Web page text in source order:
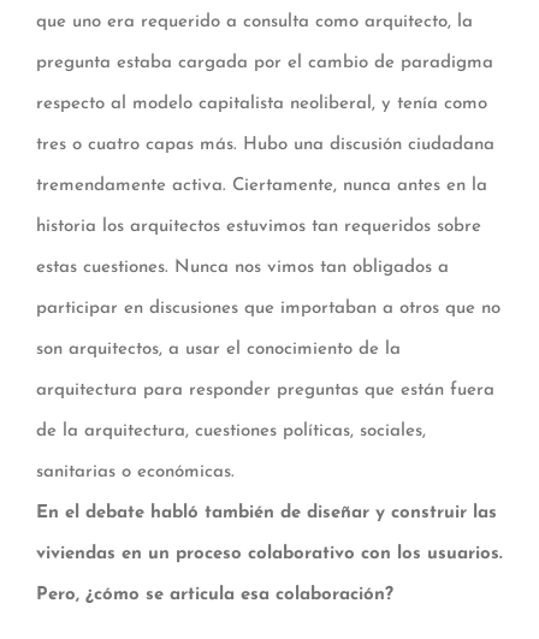
que uno era requerido a consulta como arquitecto, la
pregunta estaba cargada por el cambio de paradigma
respecto al modelo capitalista neoliberal, y tenía como
tres o cuatro capas más. Hubo una discusión ciudadana
tremendamente activa. Ciertamente, nunca antes en la
historia los arquitectos estuvimos tan requeridos sobre
estas cuestiones. Nunca nos vimos tan obligados a
participar en discusiones que importaban a otros que no
son arquitectos, a usar el conocimiento de la
arquitectura para responder preguntas que están fuera
de la arquitectura, cuestiones políticas, sociales,
sanitarias o económicas.
En el debate habló también de diseñar y construir las
viviendas en un proceso colaborativo con los usuarios.
Pero, ¿cómo se articula esa colaboración?